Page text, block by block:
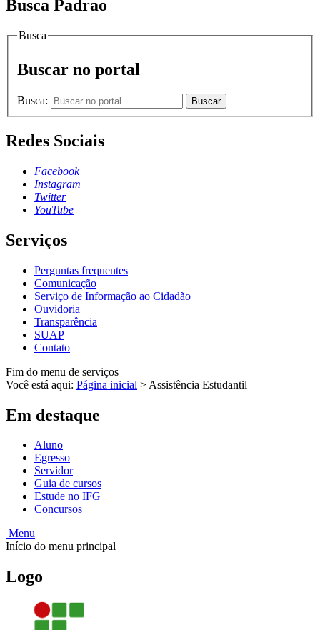
Busca Padrao
Busca
Buscar no portal
Busca: Buscar
Redes Sociais
Facebook
Instagram
Twitter
YouTube
Serviços
Perguntas frequentes
Comunicação
Serviço de Informação ao Cidadão
Ouvidoria
Transparência
SUAP
Contato
Fim do menu de serviços
Você está aqui: Página inicial > Assistência Estudantil
Em destaque
Aluno
Egresso
Servidor
Guia de cursos
Estude no IFG
Concursos
Menu
Início do menu principal
Logo